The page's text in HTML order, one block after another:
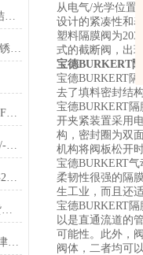
SMC气动装置有着简单易学的操作结构与维护起来十分方便的特点
每年对日本smc储气罐罐体油漆做防锈处理
HYDAC传感器EDS 3148-5-010-000-F1参数
独立报关原厂风电滤芯1300R010ON/-V-KB
力士乐比例阀4WREE10W1-25-2X/G24K31/F1/V代理
力士乐插装阀Z2S22A2-5X/大量现货库存
4WREE 10 W75-2X/G24K31/A1V天津现货销售
从电气/光学位置
设计的紧凑性和
塑料隔膜阀为
式的截断阀，出
宝德BURKERT隔
宝德BURKERT
去了填料密封结
宝德BURKERT
开夹紧装置采用
构，密封圈为双
机构将阀板松开
宝德BURKERT
柔韧性很强的隔
生工业，而且还
宝德BURKERT
以是直通流道的
可能性。此外，
阀体，二者均可